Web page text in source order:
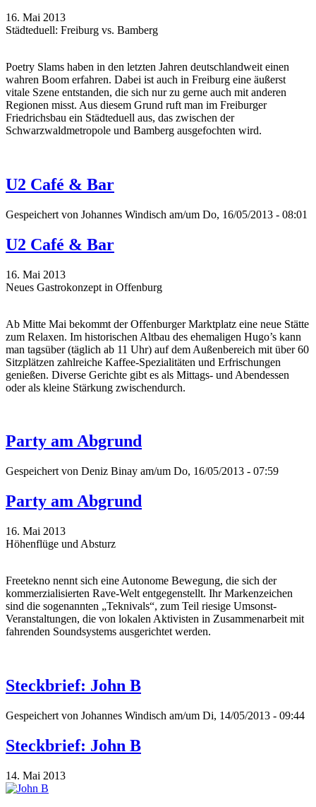
16. Mai 2013
Städteduell: Freiburg vs. Bamberg
Poetry Slams haben in den letzten Jahren deutschlandweit einen
wahren Boom erfahren. Dabei ist auch in Freiburg eine äußerst
vitale Szene entstanden, die sich nur zu gerne auch mit anderen
Regionen misst. Aus diesem Grund ruft man im Freiburger
Friedrichsbau ein Städteduell aus, das zwischen der
Schwarzwaldmetropole und Bamberg ausgefochten wird.
U2 Café & Bar
Gespeichert von Johannes Windisch am/um Do, 16/05/2013 - 08:01
U2 Café & Bar
16. Mai 2013
Neues Gastrokonzept in Offenburg
Ab Mitte Mai bekommt der Offenburger Marktplatz eine neue Stätte
zum Relaxen. Im historischen Altbau des ehemaligen Hugo’s kann
man tagsüber (täglich ab 11 Uhr) auf dem Außenbereich mit über 60
Sitzplätzen zahlreiche Kaffee-Spezialitäten und Erfrischungen
genießen. Diverse Gerichte gibt es als Mittags- und Abendessen
oder als kleine Stärkung zwischendurch.
Party am Abgrund
Gespeichert von Deniz Binay am/um Do, 16/05/2013 - 07:59
Party am Abgrund
16. Mai 2013
Höhenflüge und Absturz
Freetekno nennt sich eine Autonome Bewegung, die sich der
kommerzialisierten Rave-Welt entgegenstellt. Ihr Markenzeichen
sind die sogenannten „Teknivals“, zum Teil riesige Umsonst-
Veranstaltungen, die von lokalen Aktivisten in Zusammenarbeit mit
fahrenden Soundsystems ausgerichtet werden.
Steckbrief: John B
Gespeichert von Johannes Windisch am/um Di, 14/05/2013 - 09:44
Steckbrief: John B
14. Mai 2013